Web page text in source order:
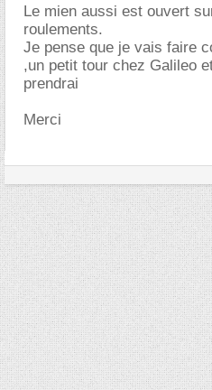
Le mien aussi est ouvert
roulements.
Je pense que je vais faire
,un petit tour chez Galileo
prendrai
Merci